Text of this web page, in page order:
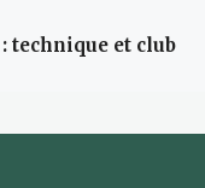
technique et club